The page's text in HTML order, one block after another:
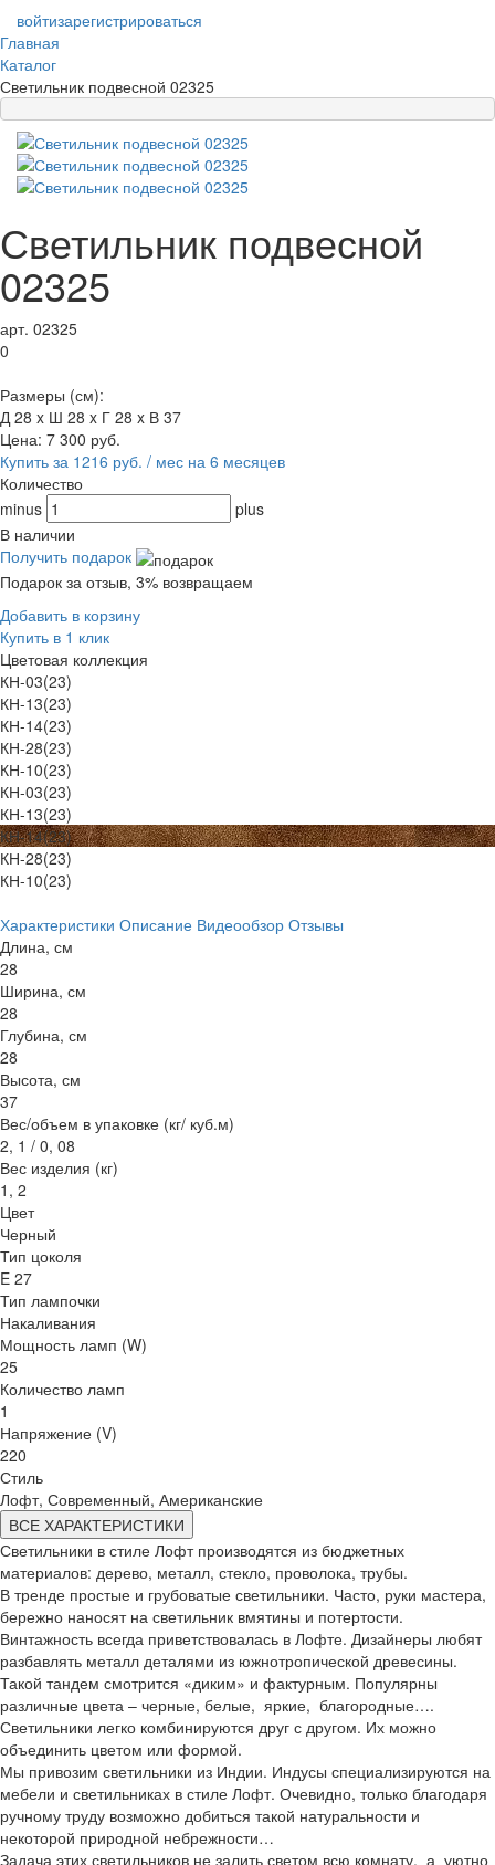
войтизарегистрироваться
Главная
Каталог
Светильник подвесной 02325
Светильник подвесной
02325
арт. 02325
0
Размеры (см):
Д 28 x Ш 28 x Г 28 x В 37
Цена: 7 300 руб.
Купить за 1216 руб. / мес на 6 месяцев
Количество
minus
plus
В наличии
Получить подарок
Подарок за отзыв, 3% возвращаем
Добавить в корзину
Купить в 1 клик
Цветовая коллекция
КН-03(23)
КН-13(23)
КН-14(23)
КН-28(23)
КН-10(23)
КН-03(23)
КН-13(23)
КН-14(23)
КН-28(23)
КН-10(23)
Характеристики Описание Видеообзор Отзывы
Длина, см
28
Ширина, см
28
Глубина, см
28
Высота, см
37
Вес/объем в упаковке (кг/ куб.м)
2, 1 / 0, 08
Вес изделия (кг)
1, 2
Цвет
Черный
Тип цоколя
E 27
Тип лампочки
Накаливания
Мощность ламп (W)
25
Количество ламп
1
Напряжение (V)
220
Стиль
Лофт, Современный, Американские
ВСЕ ХАРАКТЕРИСТИКИ
Светильники в стиле Лофт производятся из бюджетных
материалов: дерево, металл, стекло, проволока, трубы.
В тренде простые и грубоватые светильники. Часто, руки мастера,
бережно наносят на светильник вмятины и потертости.
Винтажность всегда приветствовалась в Лофте. Дизайнеры любят
разбавлять металл деталями из южнотропической древесины.
Такой тандем смотрится «диким» и фактурным. Популярны
различные цвета – черные, белые, яркие, благородные….
Светильники легко комбинируются друг с другом. Их можно
объединить цветом или формой.
Мы привозим светильники из Индии. Индусы специализируются на
мебели и светильниках в стиле Лофт. Очевидно, только благодаря
ручному труду возможно добиться такой натуральности и
некоторой природной небрежности…
Задача этих светильников не залить светом всю комнату, а уютно